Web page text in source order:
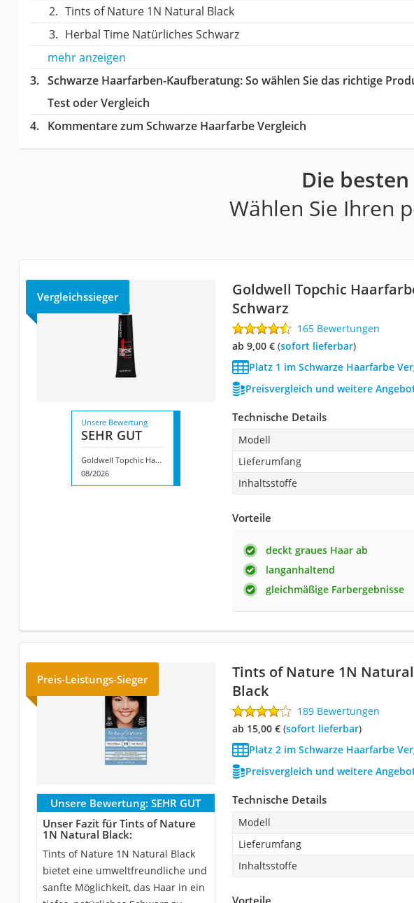
Tints of Nature 1N Natural Black
Herbal Time Natürliches Schwarz
mehr anzeigen
Schwarze Haarfarben-Kaufberatung: So wählen Sie das richtige
Test oder Vergleich
Kommentare zum Schwarze Haarfarbe Vergleich
Die
Wählen Sie Ihren
Vergleichssieger
Goldwell Topchic
Schwarz
165 Bewertungen
ab 9,00 €( Sofort lieferbar)
Platz 1 im Schwarze Haarfarbe
Preisvergleich und weitere
Unsere Bewertung
SEHR GUT
Goldwell Topchic Haarfarbe Schwarz
08/2026
Technische Details
Modell
Lieferumfang
Inhaltsstoffe
Vorteile
deckt graues Haar ab
langanhaltend
gleichmäßige Farbergebnisse
Preis-Leistungs-Sieger
Tints of Nature 1N Natural
Black
189 Bewertungen
ab 15,00 €( Sofort lieferbar)
Platz 2 im Schwarze Haarfarbe
Preisvergleich und weitere
Unsere Bewertung: SEHR GUT
Unser Fazit für Tints of Nature
1N Natural Black:
Tints of Nature 1N Natural Black
bietet eine umweltfreundliche und
sanfte Möglichkeit, das Haar in ein
Technische Details
Modell
Lieferumfang
Inhaltsstoffe